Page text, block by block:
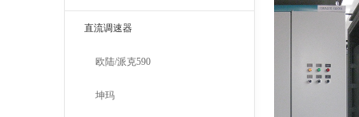
直流调速器
欧陆/派克590
坤玛